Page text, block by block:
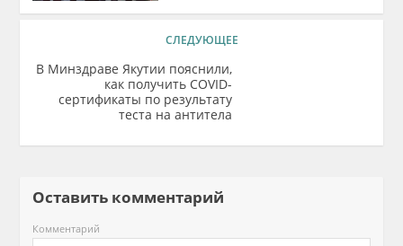
СЛЕДУЮЩЕЕ
В Минздраве Якутии пояснили,
как получить COVID-
сертификаты по результату
теста на антитела
Оставить комментарий
Комментарий